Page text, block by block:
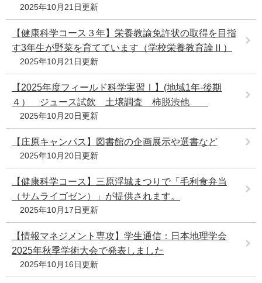
2025年10月21日更新
【健康科学コース３年】栄養教諭免許状の取得を目指
す3年生が野菜を育てています（学校栄養教育論Ⅱ）
2025年10月21日更新
【2025年度フィールド科学実習Ⅰ】(地域1年-後期
４） ジュース試飲 土壌調査 柿脱渋他
2025年10月20日更新
【庄原キャンパス】図書館の企画展示や選書など
2025年10月20日更新
【健康科学コース】三原浮城まつりで「毛利食弁当
（サムライゴゼン）」が提供されます。
2025年10月17日更新
【情報マネジメント専攻】学生通信：日本地理学会
2025年秋季学術大会で発表しました
2025年10月16日更新